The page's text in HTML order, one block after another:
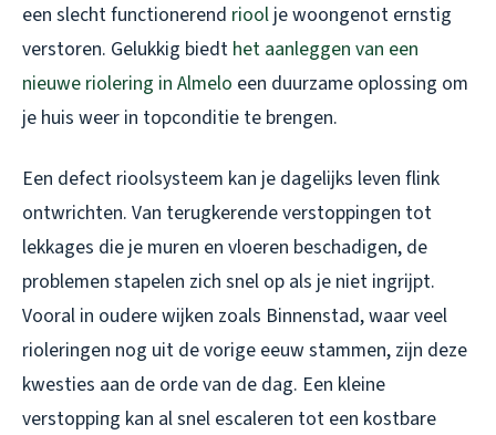
een slecht functionerend riool je woongenot ernstig
verstoren. Gelukkig biedt het aanleggen van een
nieuwe riolering in Almelo een duurzame oplossing om
je huis weer in topconditie te brengen.
Een defect rioolsysteem kan je dagelijks leven flink
ontwrichten. Van terugkerende verstoppingen tot
lekkages die je muren en vloeren beschadigen, de
problemen stapelen zich snel op als je niet ingrijpt.
Vooral in oudere wijken zoals Binnenstad, waar veel
rioleringen nog uit de vorige eeuw stammen, zijn deze
kwesties aan de orde van de dag. Een kleine
verstopping kan al snel escaleren tot een kostbare